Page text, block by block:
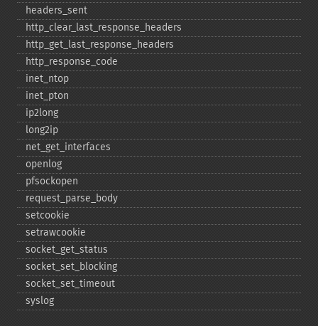
headers_​sent
http_​clear_​last_​response_​headers
http_​get_​last_​response_​headers
http_​response_​code
inet_​ntop
inet_​pton
ip2long
long2ip
net_​get_​interfaces
openlog
pfsockopen
request_​parse_​body
setcookie
setrawcookie
socket_​get_​status
socket_​set_​blocking
socket_​set_​timeout
syslog